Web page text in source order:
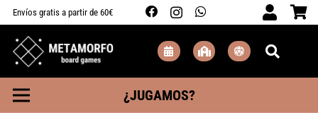
Envíos gratis a partir de 60€
¿JUGAMOS?